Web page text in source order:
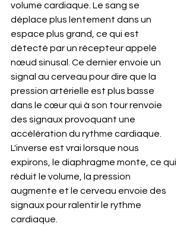
volume cardiaque. Le sang se
déplace plus lentement dans un
espace plus grand, ce qui est
détecté par un récepteur appelé
nœud sinusal. Ce dernier envoie un
signal au cerveau pour dire que la
pression artérielle est plus basse
dans le cœur qui à son tour renvoie
des signaux provoquant une
accélération du rythme cardiaque.
L'inverse est vrai lorsque nous
expirons, le diaphragme monte, ce qui
réduit le volume, la pression
augmente et le cerveau envoie des
signaux pour ralentir le rythme
cardiaque.